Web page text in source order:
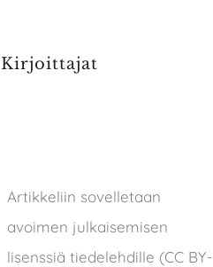
Kirjoittajat
Artikkeliin sovelletaan
avoimen julkaisemisen
lisenssiä tiedelehdille (CC BY-